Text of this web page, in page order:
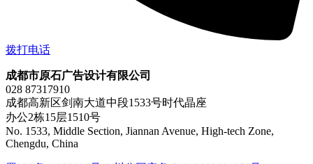
拨打电话
成都市原石广告设计有限公司
028 87317910
成都高新区剑南大道中段1533号时代晶座
办公2栋15层1510号
No. 1533, Middle Section, Jiannan Avenue, High-tech Zone,
Chengdu, China